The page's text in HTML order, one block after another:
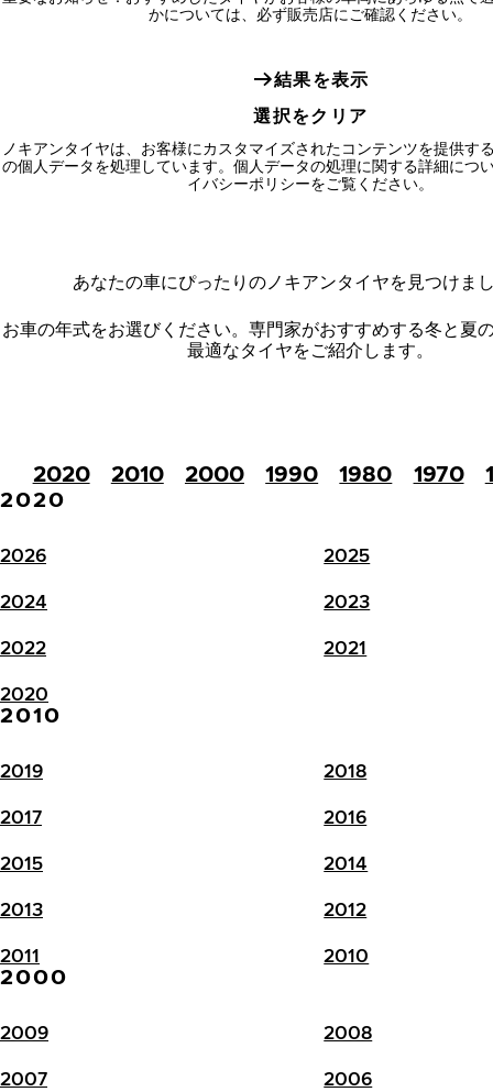
かについては、必ず販売店にご確認ください。
結果を表示
選択をクリア
ノキアンタイヤは、お客様にカスタマイズされたコンテンツを提供す
の個人データを処理しています。個人データの処理に関する詳細につ
イバシーポリシーをご覧ください。
あなたの車にぴったりのノキアンタイヤを見つけま
お車の年式をお選びください。専門家がおすすめする冬と夏
最適なタイヤをご紹介します。
2020 2010 2000 1990 1980 1970
2020
2026 2025
2024 2023
2022 2021
2020
2010
2019 2018
2017 2016
2015 2014
2013 2012
2011 2010
2000
2009 2008
2007 2006